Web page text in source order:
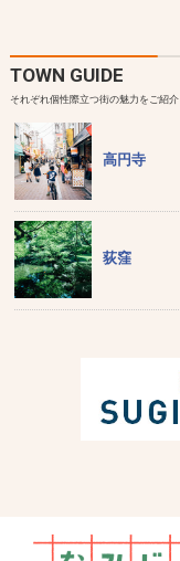
TOWN GUIDE
それぞれ個性際立つ街の魅力をご紹介
高円寺
荻窪